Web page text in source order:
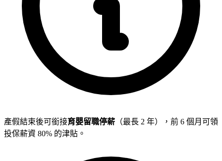
產假結束後可銜接育嬰留職停薪 （最長 2 年），前 6 個月可領
投保薪資 80% 的津貼。